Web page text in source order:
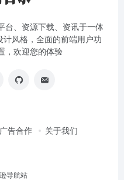
台、资源下载、资讯于一体
风格，全面的前端用户功
，欢迎您的体验
广告合作 关于我们
导航站